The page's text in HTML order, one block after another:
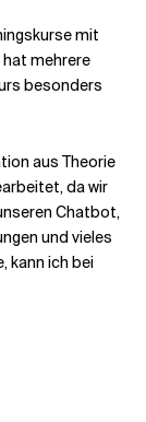
mit
mehrere
besonders
aus Theorie
da wir
Chatbot,
und vieles
kann ich bei